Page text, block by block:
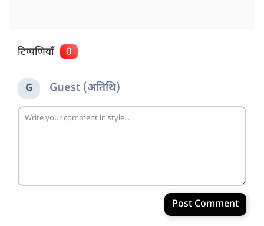
टिप्पणियाँ 0
G Guest (अतिथि)
Post Comment